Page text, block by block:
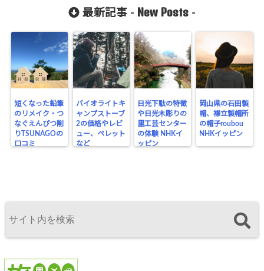
最新記事 - New Posts -
短くなった鉛筆
のリメイク・つ
なぐえんぴつ削
りTSUNAGOの
口コミ
バイオライトキ
ャンプストーブ
2の価格やレビ
ュー、ペレット
など
日光下駄の特徴
や日光木彫りの
里工芸センター
の体験 NHKイ
ッピン
岡山県の石田製
帽、襟立製帽所
の帽子roubou
NHKイッピン